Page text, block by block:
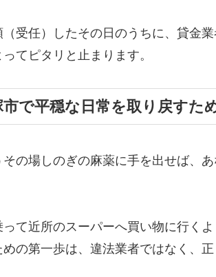
受任）したその日のうちに、貸金
てピタリと止まります。
市で平穏な日常を取り戻すた
その場しのぎの麻薬に手を出せば、
って近所のスーパーへ買い物に行く
の第一歩は、違法業者ではなく、正